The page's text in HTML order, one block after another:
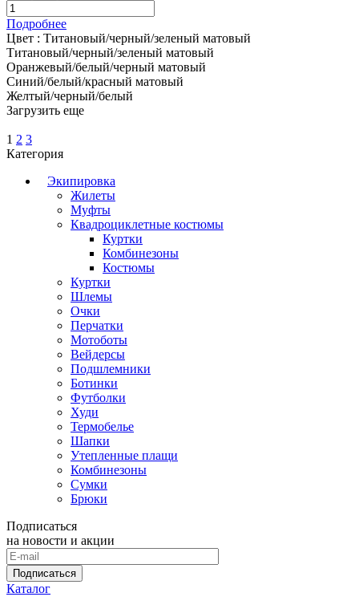
Подробнее
Цвет : Титановый/черный/зеленый матовый
Титановый/черный/зеленый матовый
Оранжевый/белый/черный матовый
Синий/белый/красный матовый
Желтый/черный/белый
Загрузить еще
1 2 3
Категория
Экипировка
Жилеты
Муфты
Квадроциклетные костюмы
Куртки
Комбинезоны
Костюмы
Куртки
Шлемы
Очки
Перчатки
Мотоботы
Вейдерсы
Подшлемники
Ботинки
Футболки
Худи
Термобелье
Шапки
Утепленные плащи
Комбинезоны
Сумки
Брюки
Подписаться
на новости и акции
Подписаться
Каталог